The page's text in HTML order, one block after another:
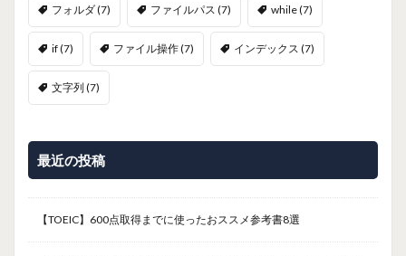
フォルダ(7) ファイルパス (7) while(7)
if(7) ファイル操作(7) インデックス (7)
文字列 (7)
最近の投稿
【TOEIC】600点取得までに使ったおススメ参考書8選